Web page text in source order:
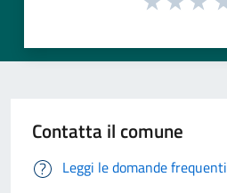
Contatta il comune
Leggi le domande frequenti